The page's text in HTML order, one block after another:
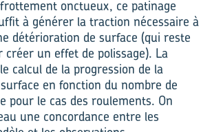
onctueux, ce patinage
à générer la traction nécessaire à
détérioration de surface (qui reste
un effet de polissage). La
calcul de la progression de la
en fonction du nombre de
pour le cas des roulements. On
une concordance entre les